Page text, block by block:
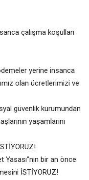
çalışma koşulları
yerine insanca
olan ücretlerimizi ve
güvenlik kurumundan
yaşamlarını
Yasası”nın bir an önce
İSTİYORUZ!